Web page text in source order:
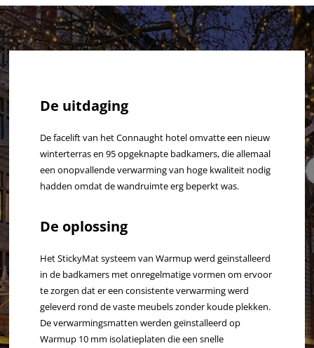
De uitdaging
De facelift van het Connaught hotel omvatte een nieuw
winterterras en 95 opgeknapte badkamers, die allemaal
een onopvallende verwarming van hoge kwaliteit nodig
hadden omdat de wandruimte erg beperkt was.
De oplossing
Het StickyMat systeem van Warmup werd geïnstalleerd
in de badkamers met onregelmatige vormen om ervoor
te zorgen dat er een consistente verwarming werd
geleverd rond de vaste meubels zonder koude plekken.
De verwarmingsmatten werden geïnstalleerd op
Warmup 10 mm isolatieplaten die een snelle